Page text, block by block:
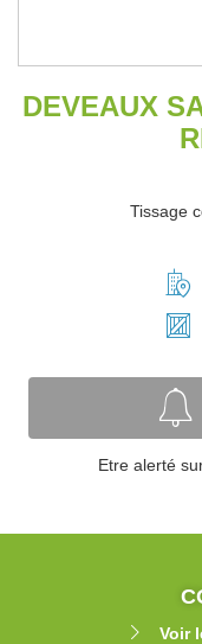
DEVEAUX
Tissage
Etre alerté
Voir